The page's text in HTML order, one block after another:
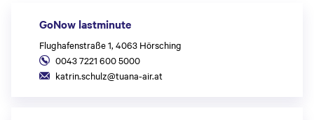
GoNow lastminute
Flughafenstraße 1, 4063 Hörsching
0043 7221 600 5000
katrin.schulz@tuana-air.at